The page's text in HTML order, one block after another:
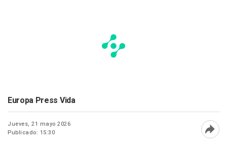
Europa Press Vida
Jueves, 21 mayo 2026
Publicado: 15:30